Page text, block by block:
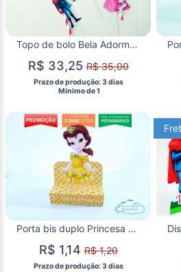
Topo de bolo Bela Adormecida
R$ 33,25R$ 35,00
Prazo de produção: 3 dias
  Mínimo de 1
Porta bis duplo Princesa Bela Baby
R$ 1,14R$ 1,20
Prazo de produção: 3 dias